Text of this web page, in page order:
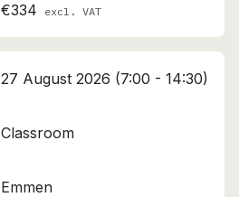
€334 excl. VAT
27 August 2026 (7:00 - 14:30)
Classroom
Emmen